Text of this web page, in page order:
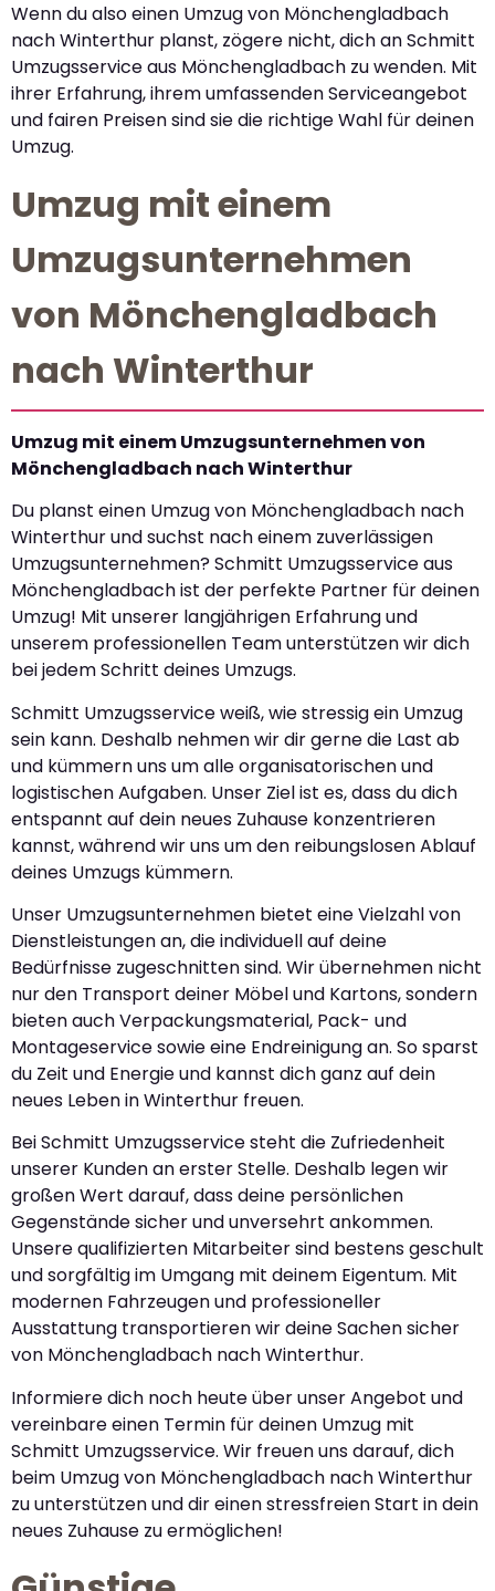
Wenn du also einen Umzug von Mönchengladbach
nach Winterthur planst, zögere nicht, dich an Schmitt
Umzugsservice aus Mönchengladbach zu wenden. Mit
ihrer Erfahrung, ihrem umfassenden Serviceangebot
und fairen Preisen sind sie die richtige Wahl für deinen
Umzug.
Umzug mit einem
Umzugsunternehmen
von Mönchengladbach
nach Winterthur
Umzug mit einem Umzugsunternehmen von
Mönchengladbach nach Winterthur
Du planst einen Umzug von Mönchengladbach nach
Winterthur und suchst nach einem zuverlässigen
Umzugsunternehmen? Schmitt Umzugsservice aus
Mönchengladbach ist der perfekte Partner für deinen
Umzug! Mit unserer langjährigen Erfahrung und
unserem professionellen Team unterstützen wir dich
bei jedem Schritt deines Umzugs.
Schmitt Umzugsservice weiß, wie stressig ein Umzug
sein kann. Deshalb nehmen wir dir gerne die Last ab
und kümmern uns um alle organisatorischen und
logistischen Aufgaben. Unser Ziel ist es, dass du dich
entspannt auf dein neues Zuhause konzentrieren
kannst, während wir uns um den reibungslosen Ablauf
deines Umzugs kümmern.
Unser Umzugsunternehmen bietet eine Vielzahl von
Dienstleistungen an, die individuell auf deine
Bedürfnisse zugeschnitten sind. Wir übernehmen nicht
nur den Transport deiner Möbel und Kartons, sondern
bieten auch Verpackungsmaterial, Pack- und
Montageservice sowie eine Endreinigung an. So sparst
du Zeit und Energie und kannst dich ganz auf dein
neues Leben in Winterthur freuen.
Bei Schmitt Umzugsservice steht die Zufriedenheit
unserer Kunden an erster Stelle. Deshalb legen wir
großen Wert darauf, dass deine persönlichen
Gegenstände sicher und unversehrt ankommen.
Unsere qualifizierten Mitarbeiter sind bestens geschult
und sorgfältig im Umgang mit deinem Eigentum. Mit
modernen Fahrzeugen und professioneller
Ausstattung transportieren wir deine Sachen sicher
von Mönchengladbach nach Winterthur.
Informiere dich noch heute über unser Angebot und
vereinbare einen Termin für deinen Umzug mit
Schmitt Umzugsservice. Wir freuen uns darauf, dich
beim Umzug von Mönchengladbach nach Winterthur
zu unterstützen und dir einen stressfreien Start in dein
neues Zuhause zu ermöglichen!